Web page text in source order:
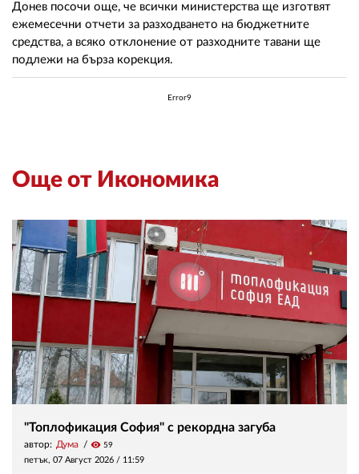
Донев посочи още, че всички министерства ще изготвят
ежемесечни отчети за разходването на бюджетните
средства, а всяко отклонение от разходните тавани ще
подлежи на бърза корекция.
Error9
Още от Икономика
"Топлофикация София" с рекордна загуба
автор: Дума visibility 59
петък, 07 Август 2026 / 11:59